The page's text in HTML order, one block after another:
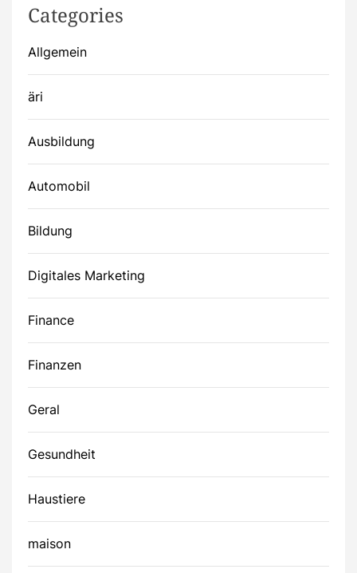
Categories
Allgemein
äri
Ausbildung
Automobil
Bildung
Digitales Marketing
Finance
Finanzen
Geral
Gesundheit
Haustiere
maison